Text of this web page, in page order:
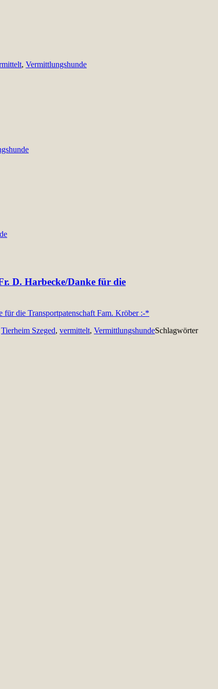
, Vermittlungshunde
D. Harbecke/Danke für die
Tierheim Szeged, vermittelt, VermittlungshundeSchlagwörter